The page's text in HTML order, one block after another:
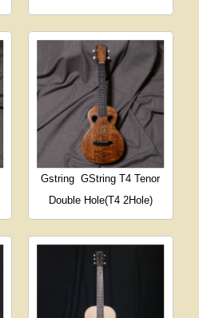
Gstring GString T4 Tenor
Double Hole(T4 2Hole)